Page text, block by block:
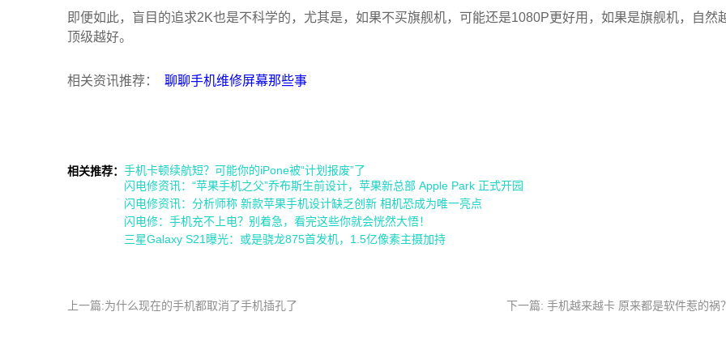
即便如此，盲目的追求2K也是不科学的，尤其是，如果不买旗舰机，可能还是1080P更好用，如果是旗舰机，自然
顶级越好。
相关资讯推荐： 聊聊手机维修屏幕那些事
相关推荐： 手机卡顿续航短？可能你的iPone被“计划报废”了
闪电修资讯：“苹果手机之父”乔布斯生前设计，苹果新总部 Apple Park 正式开园
闪电修资讯：分析师称 新款苹果手机设计缺乏创新 相机恐成为唯一亮点
闪电修：手机充不上电？别着急，看完这些你就会恍然大悟！
三星Galaxy S21曝光：或是骁龙875首发机，1.5亿像素主摄加持
上一篇:为什么现在的手机都取消了手机插孔了 下一篇: 手机越来越卡 原来都是软件惹的祸？